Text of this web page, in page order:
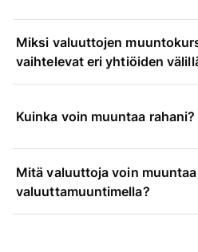
Miksi valuuttojen
vaihtelevat eri yhtiöiden
Kuinka voin muuntaa rahani?
Mitä valuuttoja voin
valuuttamuuntimella?